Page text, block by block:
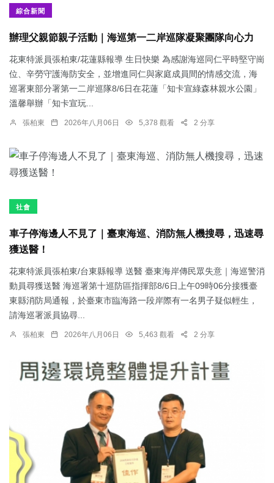
綜合新聞
辦理父親節親子活動｜海巡第一二岸巡隊凝聚團隊向心力
花東特派員張柏東/花蓮縣報導 生日快樂 為感謝海巡同仁平時堅守崗
位、辛勞守護海防安全，並增進同仁與家庭成員間的情感交流，海
巡署東部分署第一二岸巡隊8/6日在花蓮「知卡宣綠森林親水公園」
溫馨舉辦「知卡宣玩...
張柏東 2026年八月06日 5,378 觀看 2 分享
社會
車子停海邊人不見了｜臺東海巡、消防無人機搜尋，迅速尋
獲送醫！
花東特派員張柏東/台東縣報導 送醫 臺東海岸傳民眾失意｜海巡警消
動員尋獲送醫 海巡署第十巡防區指揮部8/6日上午09時06分接獲臺
東縣消防局通報，於臺東市臨海路一段岸際有一名男子疑似輕生，
請海巡署派員協尋...
張柏東 2026年八月06日 5,463 觀看 2 分享